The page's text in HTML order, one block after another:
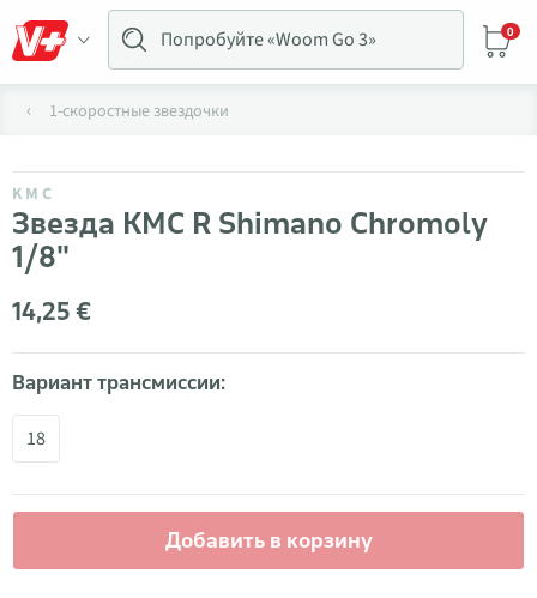
0
1-скоростные звездочки
KMC
Звезда KMC R Shimano Chromoly
1/8"
14,25 €
Вариант трансмиссии:
18
Добавить в корзину